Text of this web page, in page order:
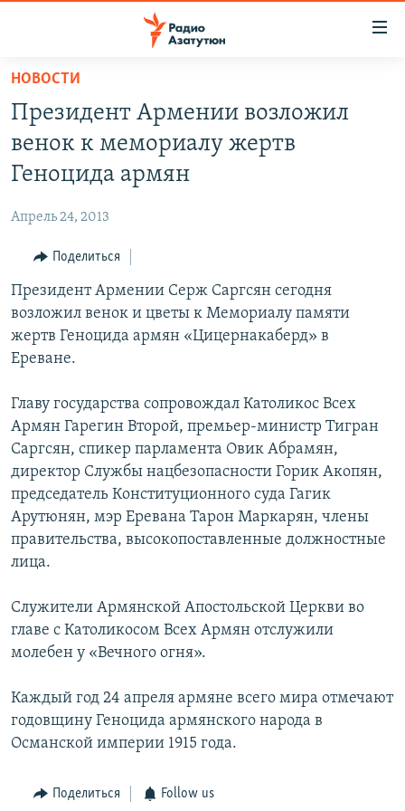
Перейти
основному
содержанию
Перейти
основной
навигации
Перейти
поиску
НОВОСТИ
ПОЛИТИКА
ЭКОНОМИКА
РЕГИОН
НАГОРНЫЙ КАРАБАХ
СПОРТ
Հայերեն
English
Русский
Все сайты Радио Азатутюн
НОВОСТИ
Президент Армении возложил
венок к мемориалу жертв
Геноцида армян
Апрель 24, 2013
Поделиться
Президент Армении Серж Саргсян сегодня
возложил венок и цветы к Мемориалу памяти
жертв Геноцида армян «Цицернакаберд» в
Ереване.
Главу государства сопровождал Католикос Всех
Армян Гарегин Второй, премьер-министр Тигран
Саргсян, спикер парламента Овик Абрамян,
директор Службы нацбезопасности Горик Акопян,
председатель Конституционного суда Гагик
Арутюнян, мэр Еревана Тарон Маркарян, члены
правительства, высокопоставленные должностные
лица.
Служители Армянской Апостольской Церкви во
главе с Католикосом Всех Армян отслужили
молебен у «Вечного огня».
Каждый год 24 апреля армяне всего мира отмечают
годовщину Геноцида армянского народа в
Османской империи 1915 года.
Поделиться Follow us